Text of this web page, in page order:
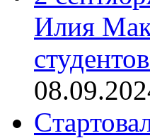
Илия